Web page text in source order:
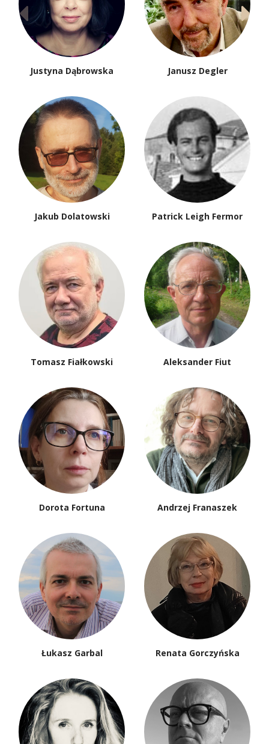
Justyna Dąbrowska Janusz Degler
Jakub Dolatowski Patrick Leigh Fermor
Tomasz Fiałkowski Aleksander Fiut
Dorota Fortuna Andrzej Franaszek
Łukasz Garbal Renata Gorczyńska